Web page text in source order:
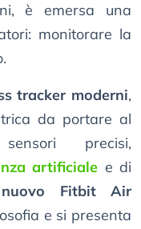
è emersa una
monitorare la
tracker moderni,
da portare al
precisi,
artificiale e di
Fitbit Air
e si presenta